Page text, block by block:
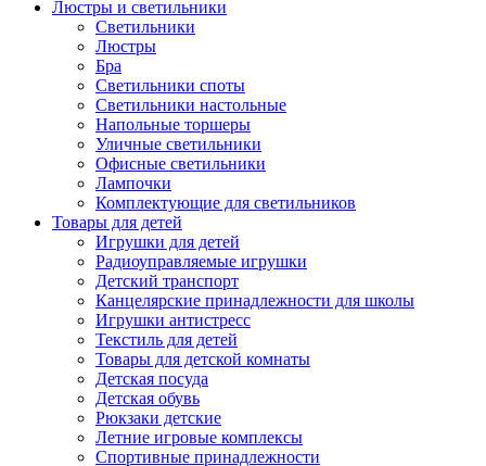
Люстры и светильники
Светильники
Люстры
Бра
Светильники споты
Светильники настольные
Напольные торшеры
Уличные светильники
Офисные светильники
Лампочки
Комплектующие для светильников
Товары для детей
Игрушки для детей
Радиоуправляемые игрушки
Детский транспорт
Канцелярские принадлежности для школы
Игрушки антистресс
Текстиль для детей
Товары для детской комнаты
Детская посуда
Детская обувь
Рюкзаки детские
Летние игровые комплексы
Спортивные принадлежности